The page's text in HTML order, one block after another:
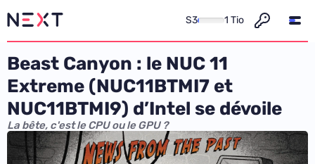
S3 1 Tio
Beast Canyon : le NUC 11
Extreme (NUC11BTMI7 et
NUC11BTMI9) d’Intel se dévoile
La bête, c'est le CPU ou le GPU ?